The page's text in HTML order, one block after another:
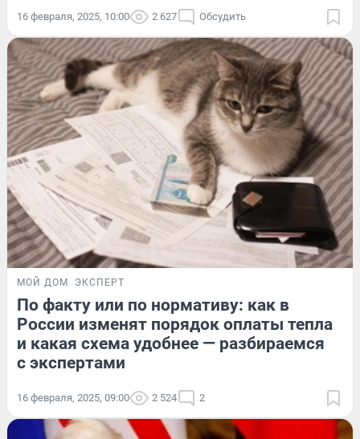
16 февраля, 2025, 10:00 2 627 Обсудить
МОЙ ДОМ ЭКСПЕРТ
По факту или по нормативу: как в
России изменят порядок оплаты тепла
и какая схема удобнее — разбираемся
с экспертами
16 февраля, 2025, 09:00 2 524 2